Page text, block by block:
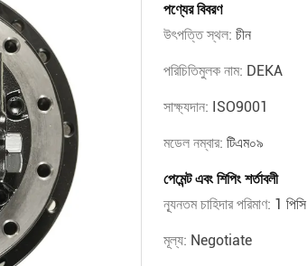
পণ্যের বিবরণ
উৎপত্তি স্থল: চীন
পরিচিতিমুলক নাম: DEKA
সাক্ষ্যদান: ISO9001
মডেল নম্বার: টিএম০৯
পেমেন্ট এবং শিপিং শর্তাবলী
ন্যূনতম চাহিদার পরিমাণ: 1 পিসি
মূল্য: Negotiate